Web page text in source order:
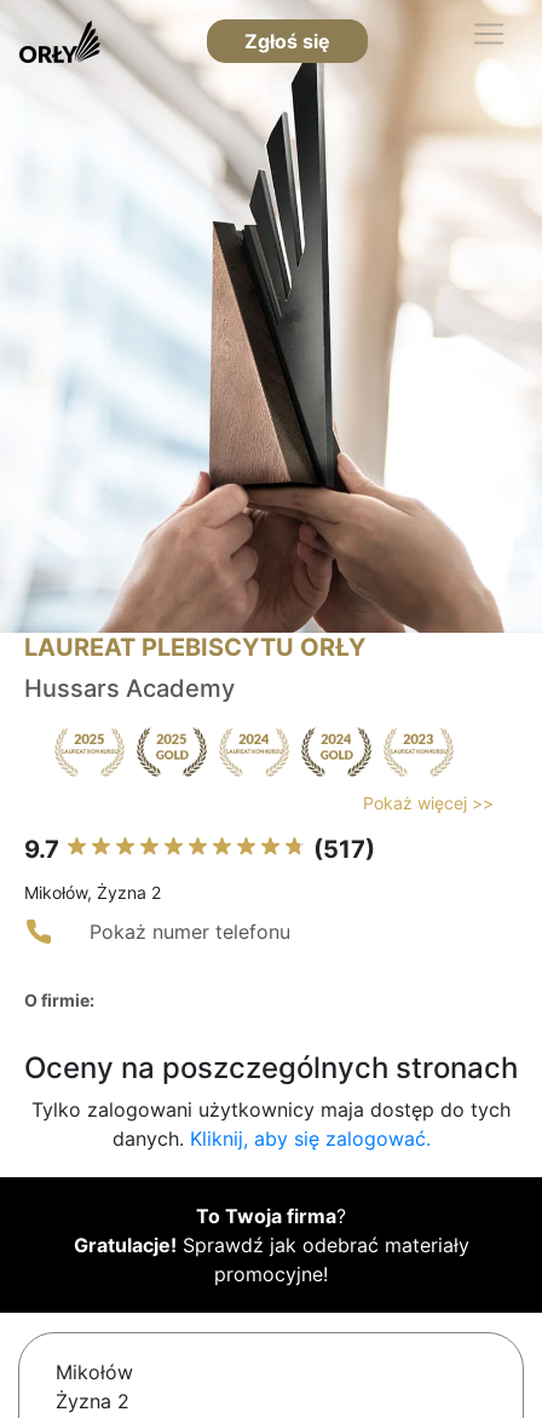
Zgłoś się
LAUREAT PLEBISCYTU ORŁY
Hussars Academy
Pokaż więcej >>
9.7 (517)
Mikołów, Żyzna 2
Pokaż numer telefonu
O firmie:
Oceny na poszczególnych stronach
Tylko zalogowani użytkownicy maja dostęp do tych
danych. Kliknij, aby się zalogować.
To Twoja firma?
Gratulacje! Sprawdź jak odebrać materiały
promocyjne!
Mikołów
Żyzna 2